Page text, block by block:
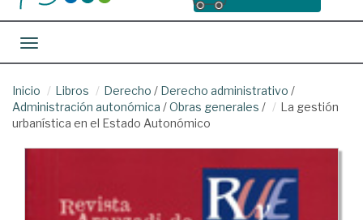
Toggle navigation
Inicio Libros Derecho / Derecho administrativo /
Administración autonómica /Obras generales /
La gestión
urbanística en el Estado Autonómico